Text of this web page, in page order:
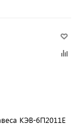
КЭВ-6П2011E